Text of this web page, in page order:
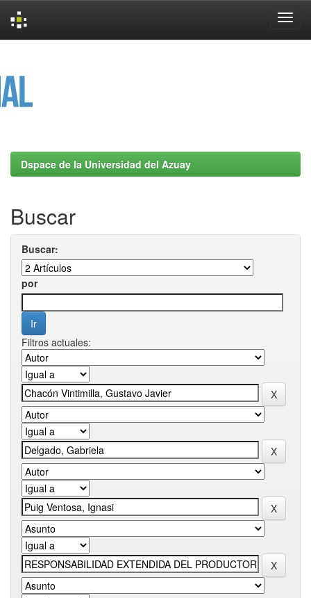
Dspace de la Universidad del Azuay
Buscar
Buscar:
por
Filtros actuales: